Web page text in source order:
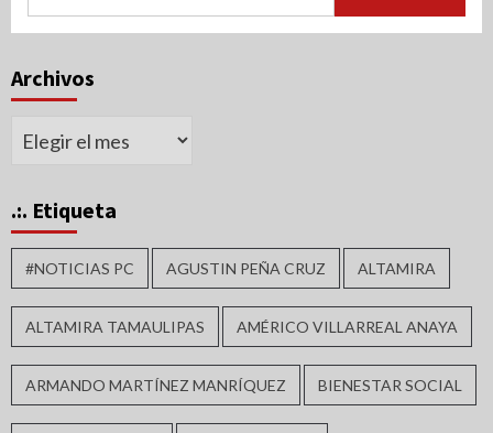
Archivos
Archivos
.:. Etiqueta
#NOTICIAS PC AGUSTIN PEÑA CRUZ ALTAMIRA
ALTAMIRA TAMAULIPAS AMÉRICO VILLARREAL ANAYA
ARMANDO MARTÍNEZ MANRÍQUEZ BIENESTAR SOCIAL